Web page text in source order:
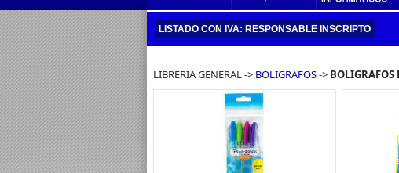
LISTADO CON IVA: RESPONSABLE INSCRIPTO
LIBRERIA GENERAL -> BOLIGRAFOS-> BOLIGRAFOS